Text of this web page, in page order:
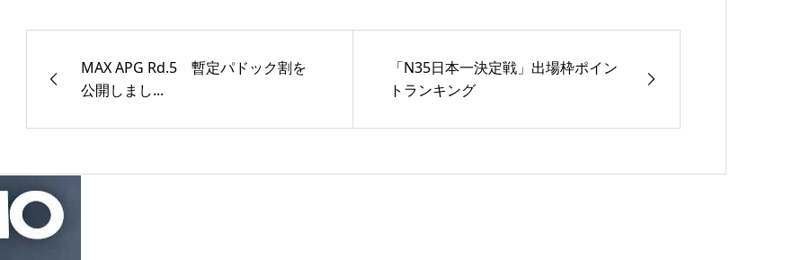
MAX APG Rd.5 暫定パドック割を
公開しまし...
「N35日本一決定戦」出場枠ポイン
トランキング